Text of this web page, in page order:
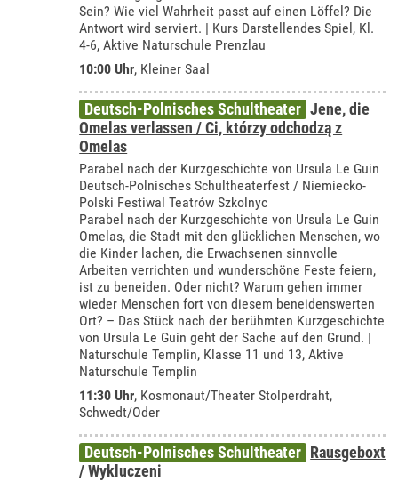
Sein? Wie viel Wahrheit passt auf einen Löffel? Die
Antwort wird serviert. | Kurs Darstellendes Spiel, Kl.
4-6, Aktive Naturschule Prenzlau
10:00 Uhr, Kleiner Saal
Deutsch-Polnisches Schultheater Jene, die
Omelas verlassen / Ci, którzy odchodzą z
Omelas
Parabel nach der Kurzgeschichte von Ursula Le Guin
Deutsch-Polnisches Schultheaterfest / Niemiecko-
Polski Festiwal Teatrów Szkolnyc
Parabel nach der Kurzgeschichte von Ursula Le Guin
Omelas, die Stadt mit den glücklichen Menschen, wo
die Kinder lachen, die Erwachsenen sinnvolle
Arbeiten verrichten und wunderschöne Feste feiern,
ist zu beneiden. Oder nicht? Warum gehen immer
wieder Menschen fort von diesem beneidenswerten
Ort? – Das Stück nach der berühmten Kurzgeschichte
von Ursula Le Guin geht der Sache auf den Grund. |
Naturschule Templin, Klasse 11 und 13, Aktive
Naturschule Templin
11:30 Uhr, Kosmonaut/Theater Stolperdraht,
Schwedt/Oder
Deutsch-Polnisches Schultheater Rausgeboxt
/ Wykluczeni